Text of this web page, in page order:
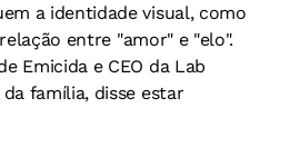
a identidade visual, como
entre "amor" e "elo".
Emicida e CEO da Lab
família, disse estar